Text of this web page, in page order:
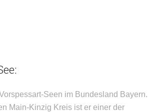
Seen im Bundesland Bayern.
Main-Kinzig Kreis ist er einer der